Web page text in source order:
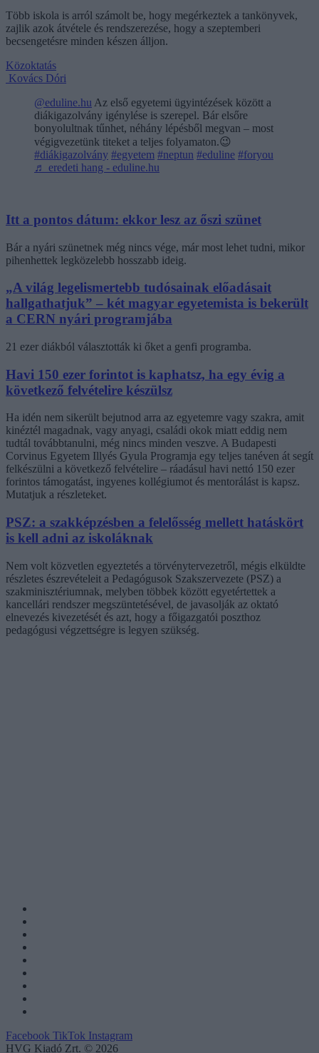
Több iskola is arról számolt be, hogy megérkeztek a tankönyvek,
zajlik azok átvétele és rendszerezése, hogy a szeptemberi
becsengetésre minden készen álljon.
Közoktatás
Kovács Dóri
@eduline.hu Az első egyetemi ügyintézések között a
diákigazolvány igénylése is szerepel. Bár elsőre
bonyolultnak tűnhet, néhány lépésből megvan – most
végigvezetünk titeket a teljes folyamaton.😉
#diákigazolvány #egyetem #neptun #eduline #foryou
♬ eredeti hang - eduline.hu
Itt a pontos dátum: ekkor lesz az őszi szünet
Bár a nyári szünetnek még nincs vége, már most lehet tudni, mikor
pihenhettek legközelebb hosszabb ideig.
„A világ legelismertebb tudósainak előadásait
hallgathatjuk” – két magyar egyetemista is bekerült
a CERN nyári programjába
21 ezer diákból választották ki őket a genfi programba.
Havi 150 ezer forintot is kaphatsz, ha egy évig a
következő felvételire készülsz
Ha idén nem sikerült bejutnod arra az egyetemre vagy szakra, amit
kinéztél magadnak, vagy anyagi, családi okok miatt eddig nem
tudtál továbbtanulni, még nincs minden veszve. A Budapesti
Corvinus Egyetem Illyés Gyula Programja egy teljes tanéven át segít
felkészülni a következő felvételire – ráadásul havi nettó 150 ezer
forintos támogatást, ingyenes kollégiumot és mentorálást is kapsz.
Mutatjuk a részleteket.
PSZ: a szakképzésben a felelősség mellett hatáskört
is kell adni az iskoláknak
Nem volt közvetlen egyeztetés a törvénytervezetről, mégis elküldte
részletes észrevételeit a Pedagógusok Szakszervezete (PSZ) a
szakminisztériumnak, melyben többek között egyetértettek a
kancellári rendszer megszüntetésével, de javasolják az oktató
elnevezés kivezetését és azt, hogy a főigazgatói poszthoz
pedagógusi végzettségre is legyen szükség.
Facebook TikTok Instagram
HVG Kiadó Zrt. © 2026